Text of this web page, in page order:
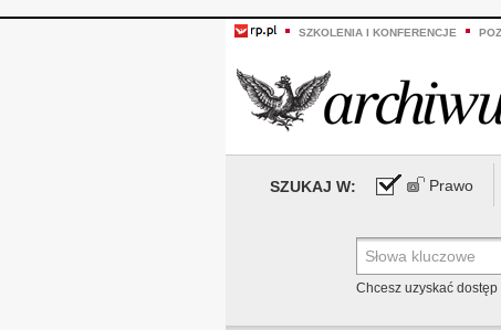
SZKOLENIA I KONFERENCJE
SZUKAJ W: Prawo
Chcesz uzyskać